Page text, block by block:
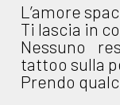
L’amore
Ti lascia in
Nessuno
tattoo sulla
Prendo